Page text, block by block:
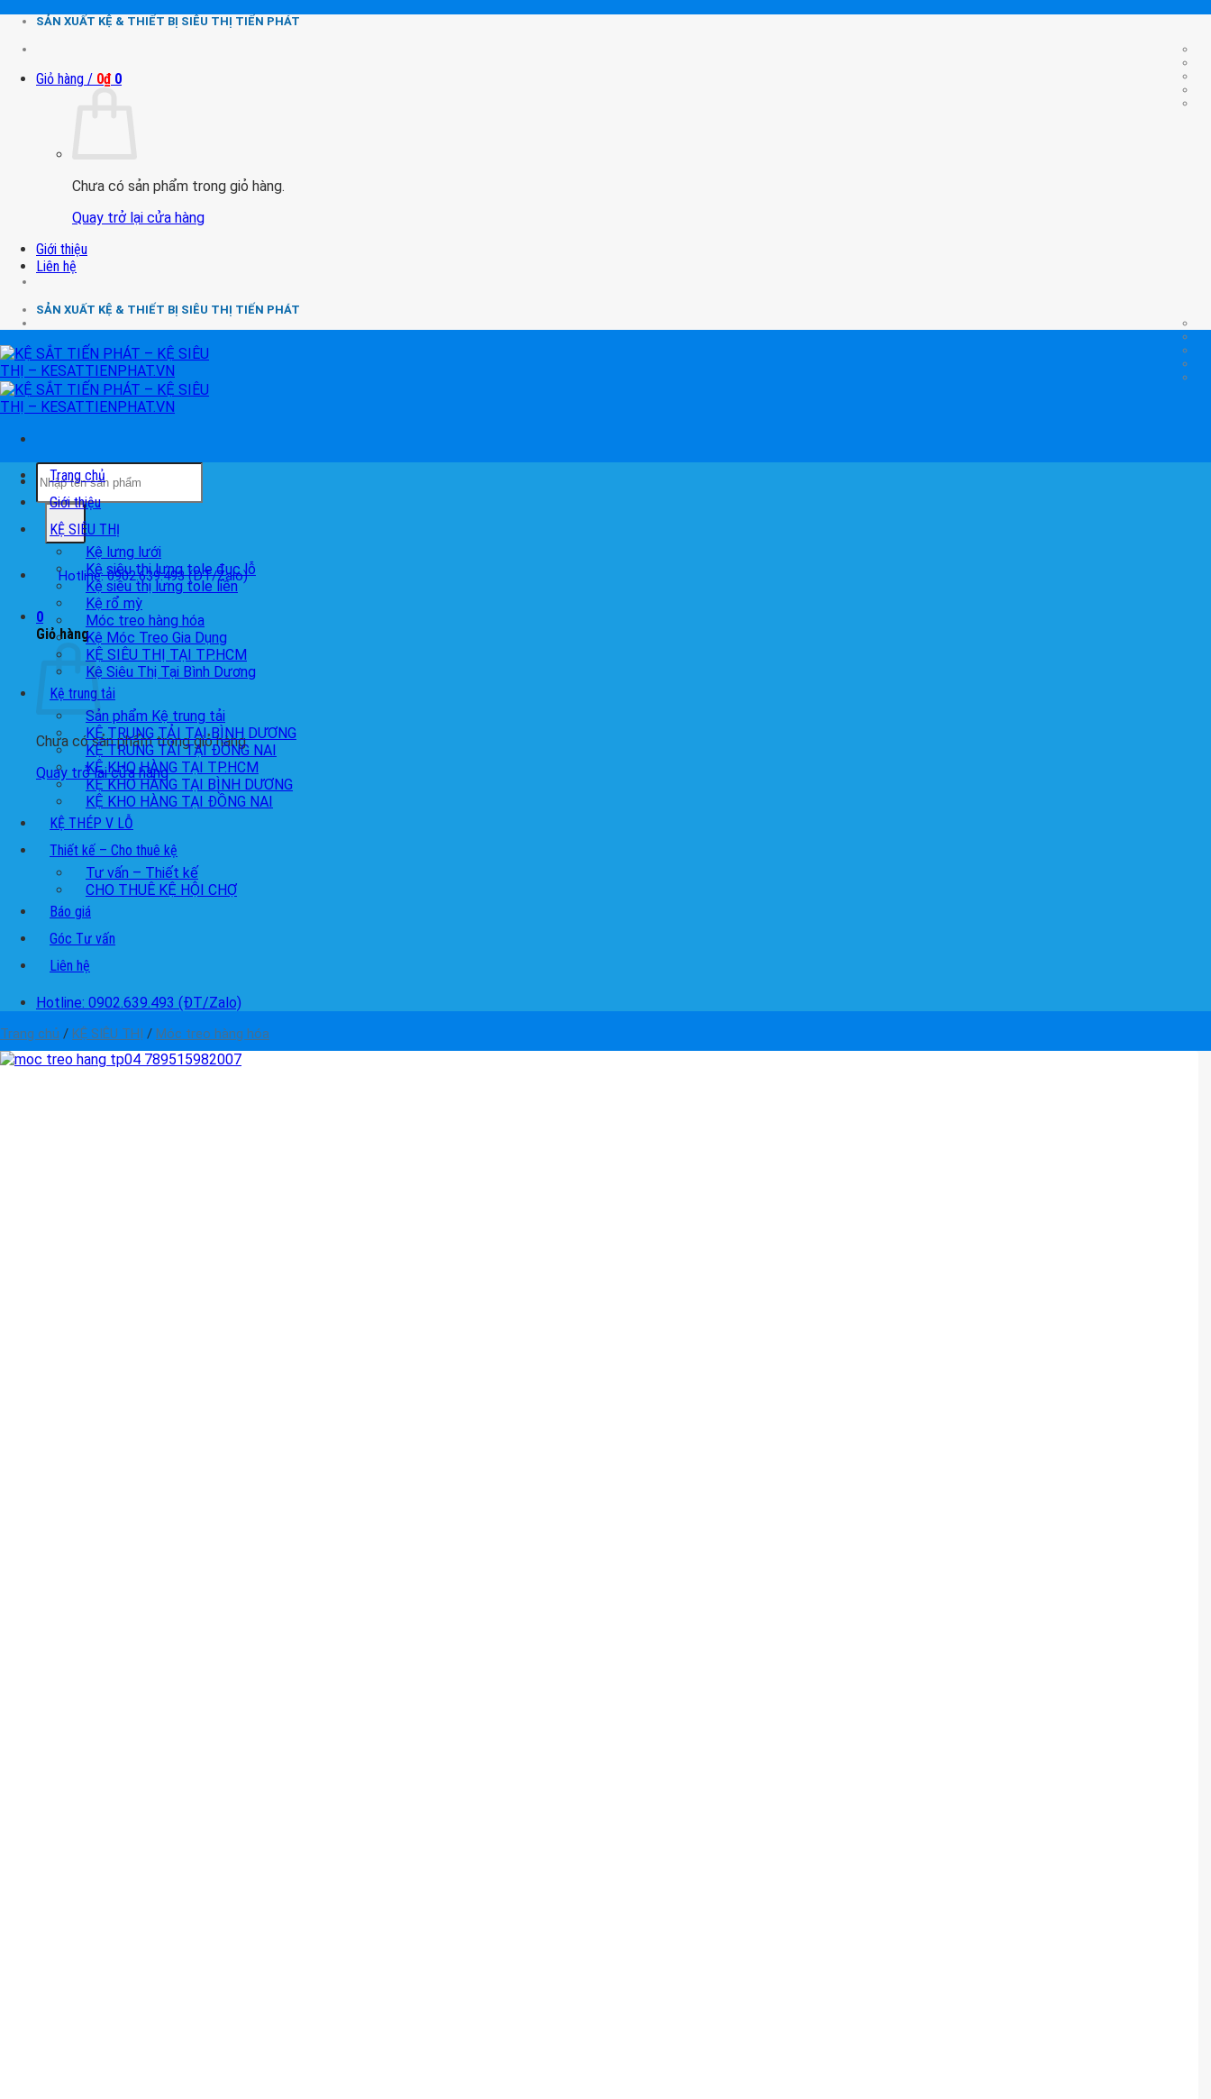
Chuyển
dung
SẢN XUẤT KỆ & THIẾT BỊ SIÊU THỊ TIẾN PHÁT
Giỏ hàng / 0₫ 0
Chưa có sản phẩm trong giỏ hàng.
Quay trở lại cửa hàng
Giới thiệu
Liên hệ
SẢN XUẤT KỆ & THIẾT BỊ SIÊU THỊ TIẾN PHÁT
Tìm
kiếm:
Hotline: 0902.639.493 (ĐT/Zalo)
0
Giỏ hàng
Chưa có sản phẩm trong giỏ hàng.
Quay trở lại cửa hàng
Trang chủ
Giới thiệu
KỆ SIÊU THỊ
Kệ lưng lưới
Kệ siêu thị lưng tole đục lỗ
Kệ siêu thị lưng tole liền
Kệ rổ mỳ
Móc treo hàng hóa
Kệ Móc Treo Gia Dụng
KỆ SIÊU THỊ TẠI TP.HCM
Kệ Siêu Thị Tại Bình Dương
Kệ trung tải
Sản phẩm Kệ trung tải
KỆ TRUNG TẢI TẠI BÌNH DƯƠNG
KỆ TRUNG TẢI TẠI ĐỒNG NAI
KỆ KHO HÀNG TẠI TP.HCM
KỆ KHO HÀNG TẠI BÌNH DƯƠNG
KỆ KHO HÀNG TẠI ĐỒNG NAI
KỆ THÉP V LỖ
Thiết kế – Cho thuê kệ
Tư vấn – Thiết kế
CHO THUÊ KỆ HỘI CHỢ
Báo giá
Góc Tư vấn
Liên hệ
Hotline: 0902.639.493 (ĐT/Zalo)
Trang chủ / KỆ SIÊU THỊ / Móc treo hàng hóa